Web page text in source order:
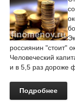
россиянин "стоит"
Человеческий
и в 5,5 раз дороже
Подробнее